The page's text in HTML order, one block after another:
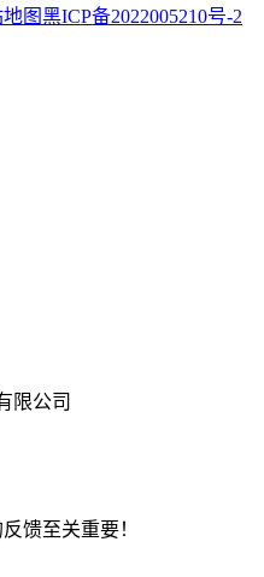
图黑ICP备2022005210号-2
限公司
馈至关重要！